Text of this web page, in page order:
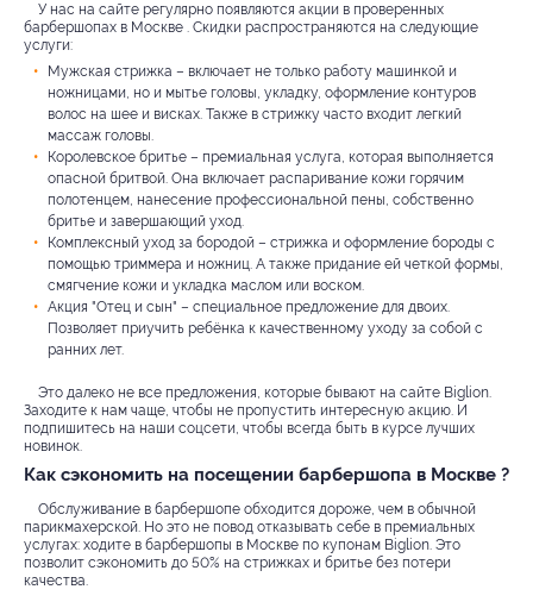
У нас на сайте регулярно появляются акции в проверенных
барбершопах в Москве . Скидки распространяются на следующие
услуги:
Мужская стрижка – включает не только работу машинкой и
ножницами, но и мытье головы, укладку, оформление контуров
волос на шее и висках. Также в стрижку часто входит легкий
массаж головы.
Королевское бритье – премиальная услуга, которая выполняется
опасной бритвой. Она включает распаривание кожи горячим
полотенцем, нанесение профессиональной пены, собственно
бритье и завершающий уход.
Комплексный уход за бородой – стрижка и оформление бороды с
помощью триммера и ножниц. А также придание ей четкой формы,
смягчение кожи и укладка маслом или воском.
Акция "Отец и сын" – специальное предложение для двоих.
Позволяет приучить ребёнка к качественному уходу за собой с
ранних лет.
Это далеко не все предложения, которые бывают на сайте Biglion.
Заходите к нам чаще, чтобы не пропустить интересную акцию. И
подпишитесь на наши соцсети, чтобы всегда быть в курсе лучших
новинок.
Как сэкономить на посещении барбершопа в Москве ?
Обслуживание в барбершопе обходится дороже, чем в обычной
парикмахерской. Но это не повод отказывать себе в премиальных
услугах: ходите в барбершопы в Москве по купонам Biglion. Это
позволит сэкономить до 50% на стрижках и бритье без потери
качества.